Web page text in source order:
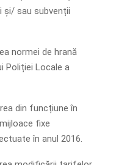
și/ sau subvenții
normei de hrană
Poliției Locale a
din funcțiune în
fixe
în anul 2016.